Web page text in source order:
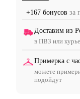
+167 бонусов за
Доставим из
в ПВЗ или
Примерка с
можете
подойдут